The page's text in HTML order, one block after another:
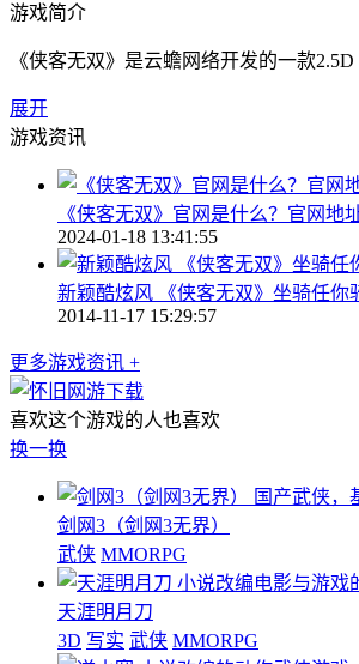
游戏简介
《侠客无双》是云蟾网络开发的一款
展开
游戏资讯
《侠客无双》官网是什么？官网地
2024-01-18 13:41:55
新颖酷炫风 《侠客无双》坐骑任你
2014-11-17 15:29:57
更多游戏资讯 +
喜欢这个游戏的人也喜欢
换一换
国产武侠，
剑网3（剑网3无界）
武侠 MMORPG
小说改编电影与游戏
天涯明月刀
3D 写实 武侠 MMORPG